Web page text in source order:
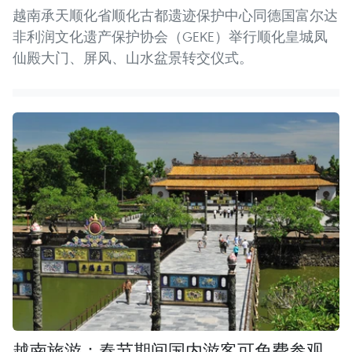
越南承天顺化省顺化古都遗迹保护中心同德国富尔达
非利润文化遗产保护协会（GEKE）举行顺化皇城凤
仙殿大门、屏风、山水盆景转交仪式。